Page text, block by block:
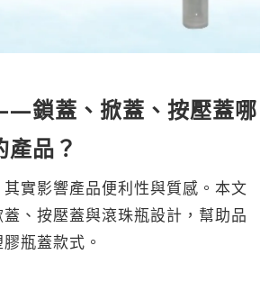
鎖蓋、掀蓋、按壓蓋哪
品？
實影響產品便利性與質感。本文
、按壓蓋與滾珠瓶設計，幫助品
瓶蓋款式。